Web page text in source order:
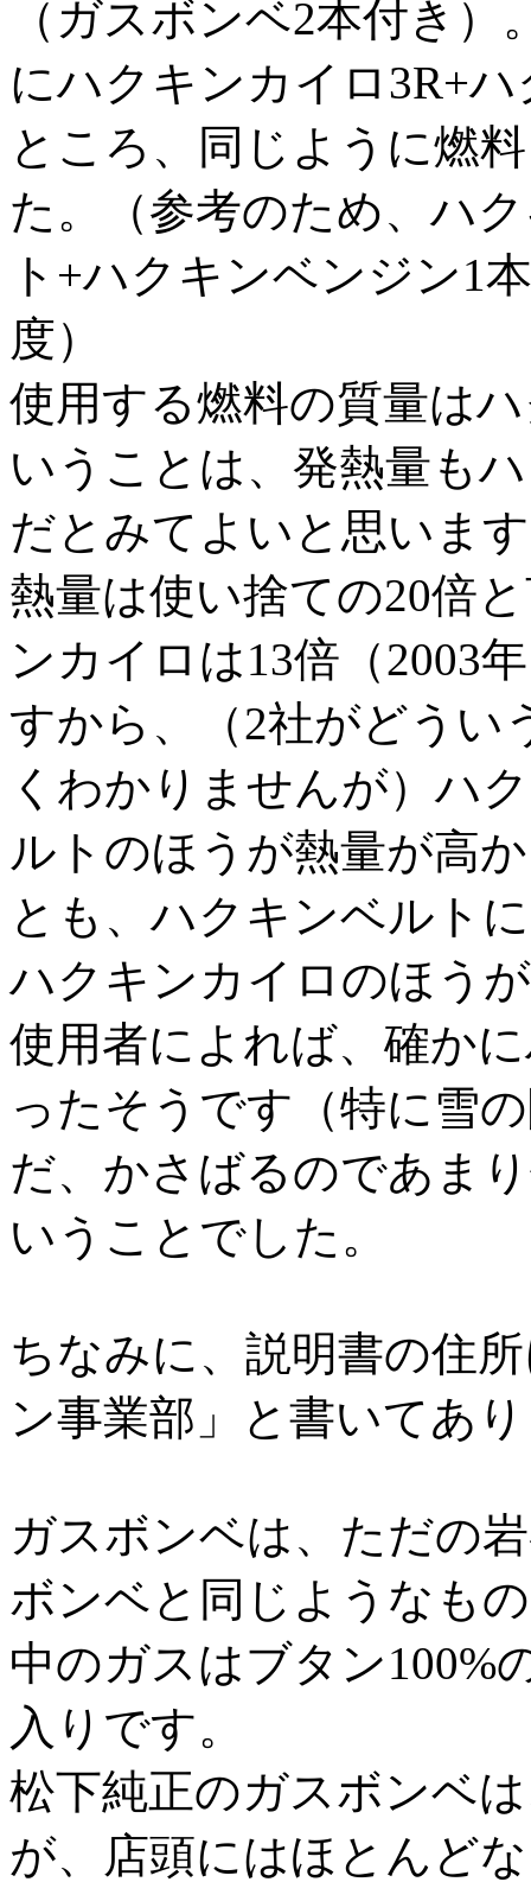
（ガスボンベ2本付き
にハクキンカイロ3R+
ところ、同じように燃
た。（参考のため、ハ
ト+ハクキンベンジン1
度）
使用する燃料の質量は
いうことは、発熱量も
だとみてよいと思いま
熱量は使い捨ての20倍
ンカイロは13倍（2003
すから、（2社がどうい
くわかりませんが）ハ
ルトのほうが熱量が高
とも、ハクキンベルト
ハクキンカイロのほう
使用者によれば、確か
ったそうです（特に雪
だ、かさばるのであま
いうことでした。
ちなみに、説明書の住
ン事業部」と書いてあ
ガスボンベは、ただの
ボンベと同じようなも
中のガスはブタン100%
入りです。
松下純正のガスボンベ
が、店頭にはほとんど